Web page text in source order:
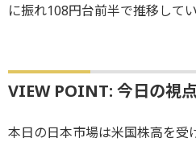
に振れ108円台前半で推移してい
VIEW POINT: 今日の視点
本日の日本市場は米国株高を受